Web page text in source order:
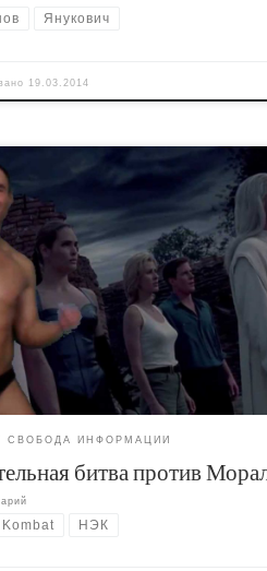
Янукович
19.03.2014
Национальной Экспертной
после длительного перерыва
Устав от просмотра порно,
в компьютерные игры.
Manhunt II, God Of War III
СВОБОДА ИНФОРМАЦИИ
битва против
НЭК